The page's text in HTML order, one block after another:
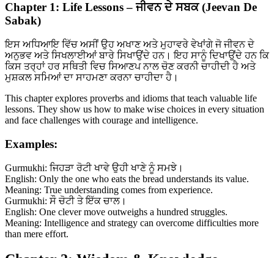
Chapter 1: Life Lessons – ਜੀਵਨ ਦੇ ਸਬਕ (Jeevan De
Sabak)
ਇਸ ਅਧਿਆਇ ਵਿੱਚ ਅਸੀਂ ਉਹ ਅਖਾਣ ਅਤੇ ਮੁਹਾਵਰੇ ਵੇਖਾਂਗੇ ਜੋ ਜੀਵਨ ਦੇ
ਅਨੁਭਵ ਅਤੇ ਸਿਖਲਾਈਆਂ ਬਾਰੇ ਸਿਖਾਉਂਦੇ ਹਨ। ਇਹ ਸਾਨੂੰ ਦਿਖਾਉਂਦੇ ਹਨ ਕਿ
ਕਿਸ ਤਰ੍ਹਾਂ ਹਰ ਸਥਿਤੀ ਵਿਚ ਸਿਆਣਪ ਨਾਲ ਚੋਣ ਕਰਨੀ ਚਾਹੀਦੀ ਹੈ ਅਤੇ
ਮੁਸ਼ਕਲ ਸਮਿਆਂ ਦਾ ਸਾਹਮਣਾ ਕਰਨਾ ਚਾਹੀਦਾ ਹੈ।
This chapter explores proverbs and idioms that teach valuable life
lessons. They show us how to make wise choices in every situation
and face challenges with courage and intelligence.
Examples:
Gurmukhi: ਜਿਹੜਾ ਰੋਟੀ ਖਾਵੇ ਉਹੀ ਖਾਣੇ ਨੂੰ ਸਮਝੇ।
English: Only the one who eats the bread understands its value.
Meaning: True understanding comes from experience.
Gurmukhi: ਸੌ ਚੋਟੀ ਤੇ ਇੱਕ ਚਾਲ।
English: One clever move outweighs a hundred struggles.
Meaning: Intelligence and strategy can overcome difficulties more
than mere effort.